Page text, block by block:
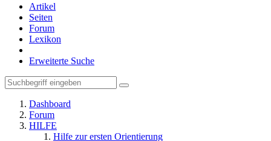
Artikel
Seiten
Forum
Lexikon
Erweiterte Suche
Dashboard
Forum
HILFE
Hilfe zur ersten Orientierung